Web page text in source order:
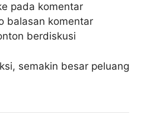
pada komentar
balasan komentar
berdiskusi
semakin besar peluang